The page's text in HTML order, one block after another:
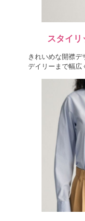
スタイリ
きれいめな開襟デ
デイリーまで幅広